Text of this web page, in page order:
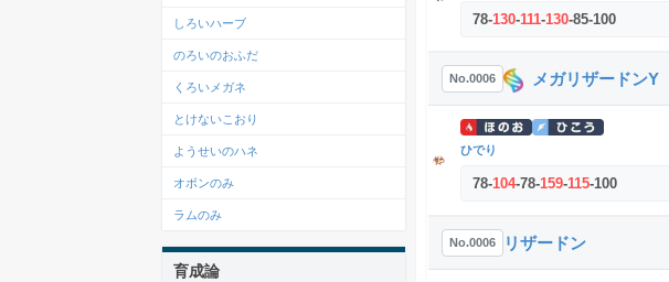
78-130-111-130-85-100
No.0006 メガリザードンY
ひでり
78-104-78-159-115-100
No.0006 リザードン
しろいハーブ
のろいのおふだ
くろいメガネ
とけないこおり
ようせいのハネ
オボンのみ
ラムのみ
育成論